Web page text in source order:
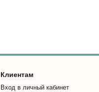
Клиентам
Вход в личный кабинет